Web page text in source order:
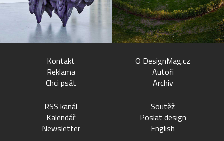
Kontakt
Reklama
Chci psát
O DesignMag.cz
Autoři
Archiv
RSS kanál
Kalendář
Newsletter
Soutěž
Poslat design
English